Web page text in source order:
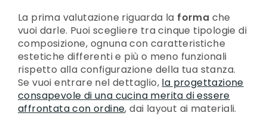
La prima valutazione riguarda la forma che
vuoi darle. Puoi scegliere tra cinque tipologie di
composizione, ognuna con caratteristiche
estetiche differenti e più o meno funzionali
rispetto alla configurazione della tua stanza.
Se vuoi entrare nel dettaglio, la progettazione
consapevole di una cucina merita di essere
affrontata con ordine, dai layout ai materiali.